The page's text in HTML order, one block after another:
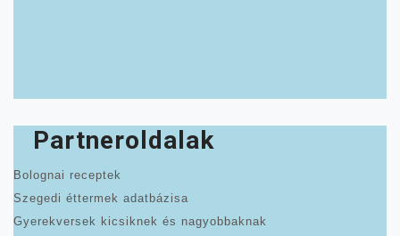
Partneroldalak
Bolognai receptek
Szegedi éttermek adatbázisa
Gyerekversek kicsiknek és nagyobbaknak